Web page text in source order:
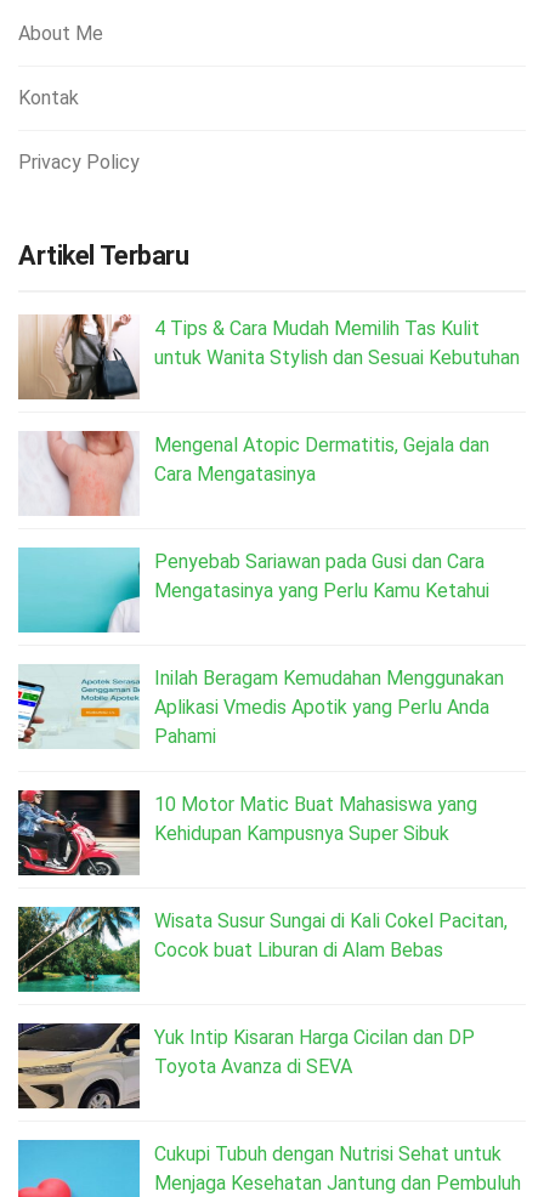
About Me
Kontak
Privacy Policy
Artikel Terbaru
4 Tips & Cara Mudah Memilih Tas Kulit
untuk Wanita Stylish dan Sesuai Kebutuhan
Mengenal Atopic Dermatitis, Gejala dan
Cara Mengatasinya
Penyebab Sariawan pada Gusi dan Cara
Mengatasinya yang Perlu Kamu Ketahui
Inilah Beragam Kemudahan Menggunakan
Aplikasi Vmedis Apotik yang Perlu Anda
Pahami
10 Motor Matic Buat Mahasiswa yang
Kehidupan Kampusnya Super Sibuk
Wisata Susur Sungai di Kali Cokel Pacitan,
Cocok buat Liburan di Alam Bebas
Yuk Intip Kisaran Harga Cicilan dan DP
Toyota Avanza di SEVA
Cukupi Tubuh dengan Nutrisi Sehat untuk
Menjaga Kesehatan Jantung dan Pembuluh